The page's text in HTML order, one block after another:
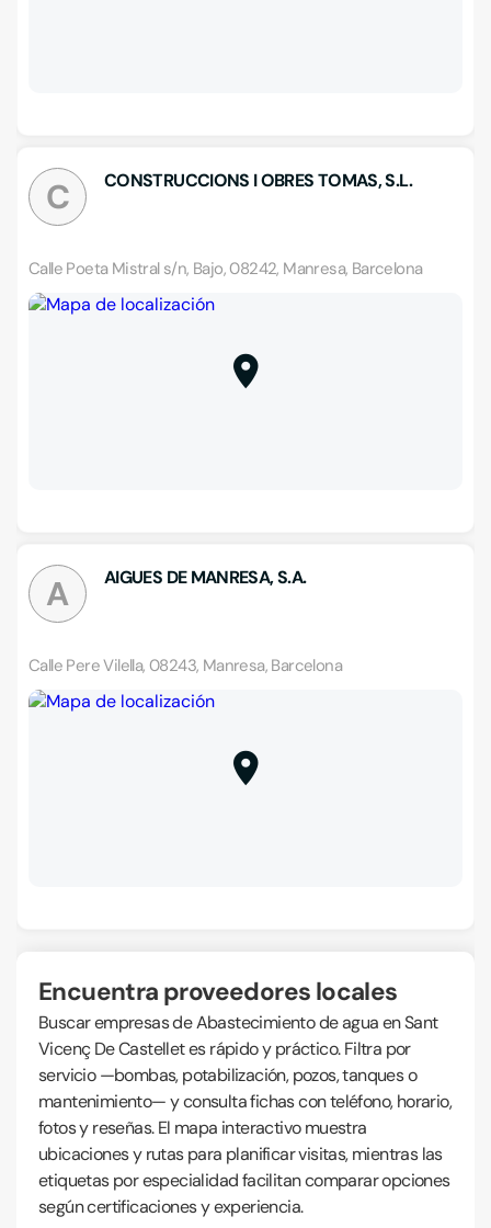
C CONSTRUCCIONS I OBRES TOMAS, S.L.
Calle Poeta Mistral s/n, Bajo, 08242, Manresa, Barcelona
A AIGUES DE MANRESA, S.A.
Calle Pere Vilella, 08243, Manresa, Barcelona
Encuentra proveedores locales
Buscar empresas de Abastecimiento de agua en Sant
Vicenç De Castellet es rápido y práctico. Filtra por
servicio —bombas, potabilización, pozos, tanques o
mantenimiento— y consulta fichas con teléfono, horario,
fotos y reseñas. El mapa interactivo muestra
ubicaciones y rutas para planificar visitas, mientras las
etiquetas por especialidad facilitan comparar opciones
según certificaciones y experiencia.